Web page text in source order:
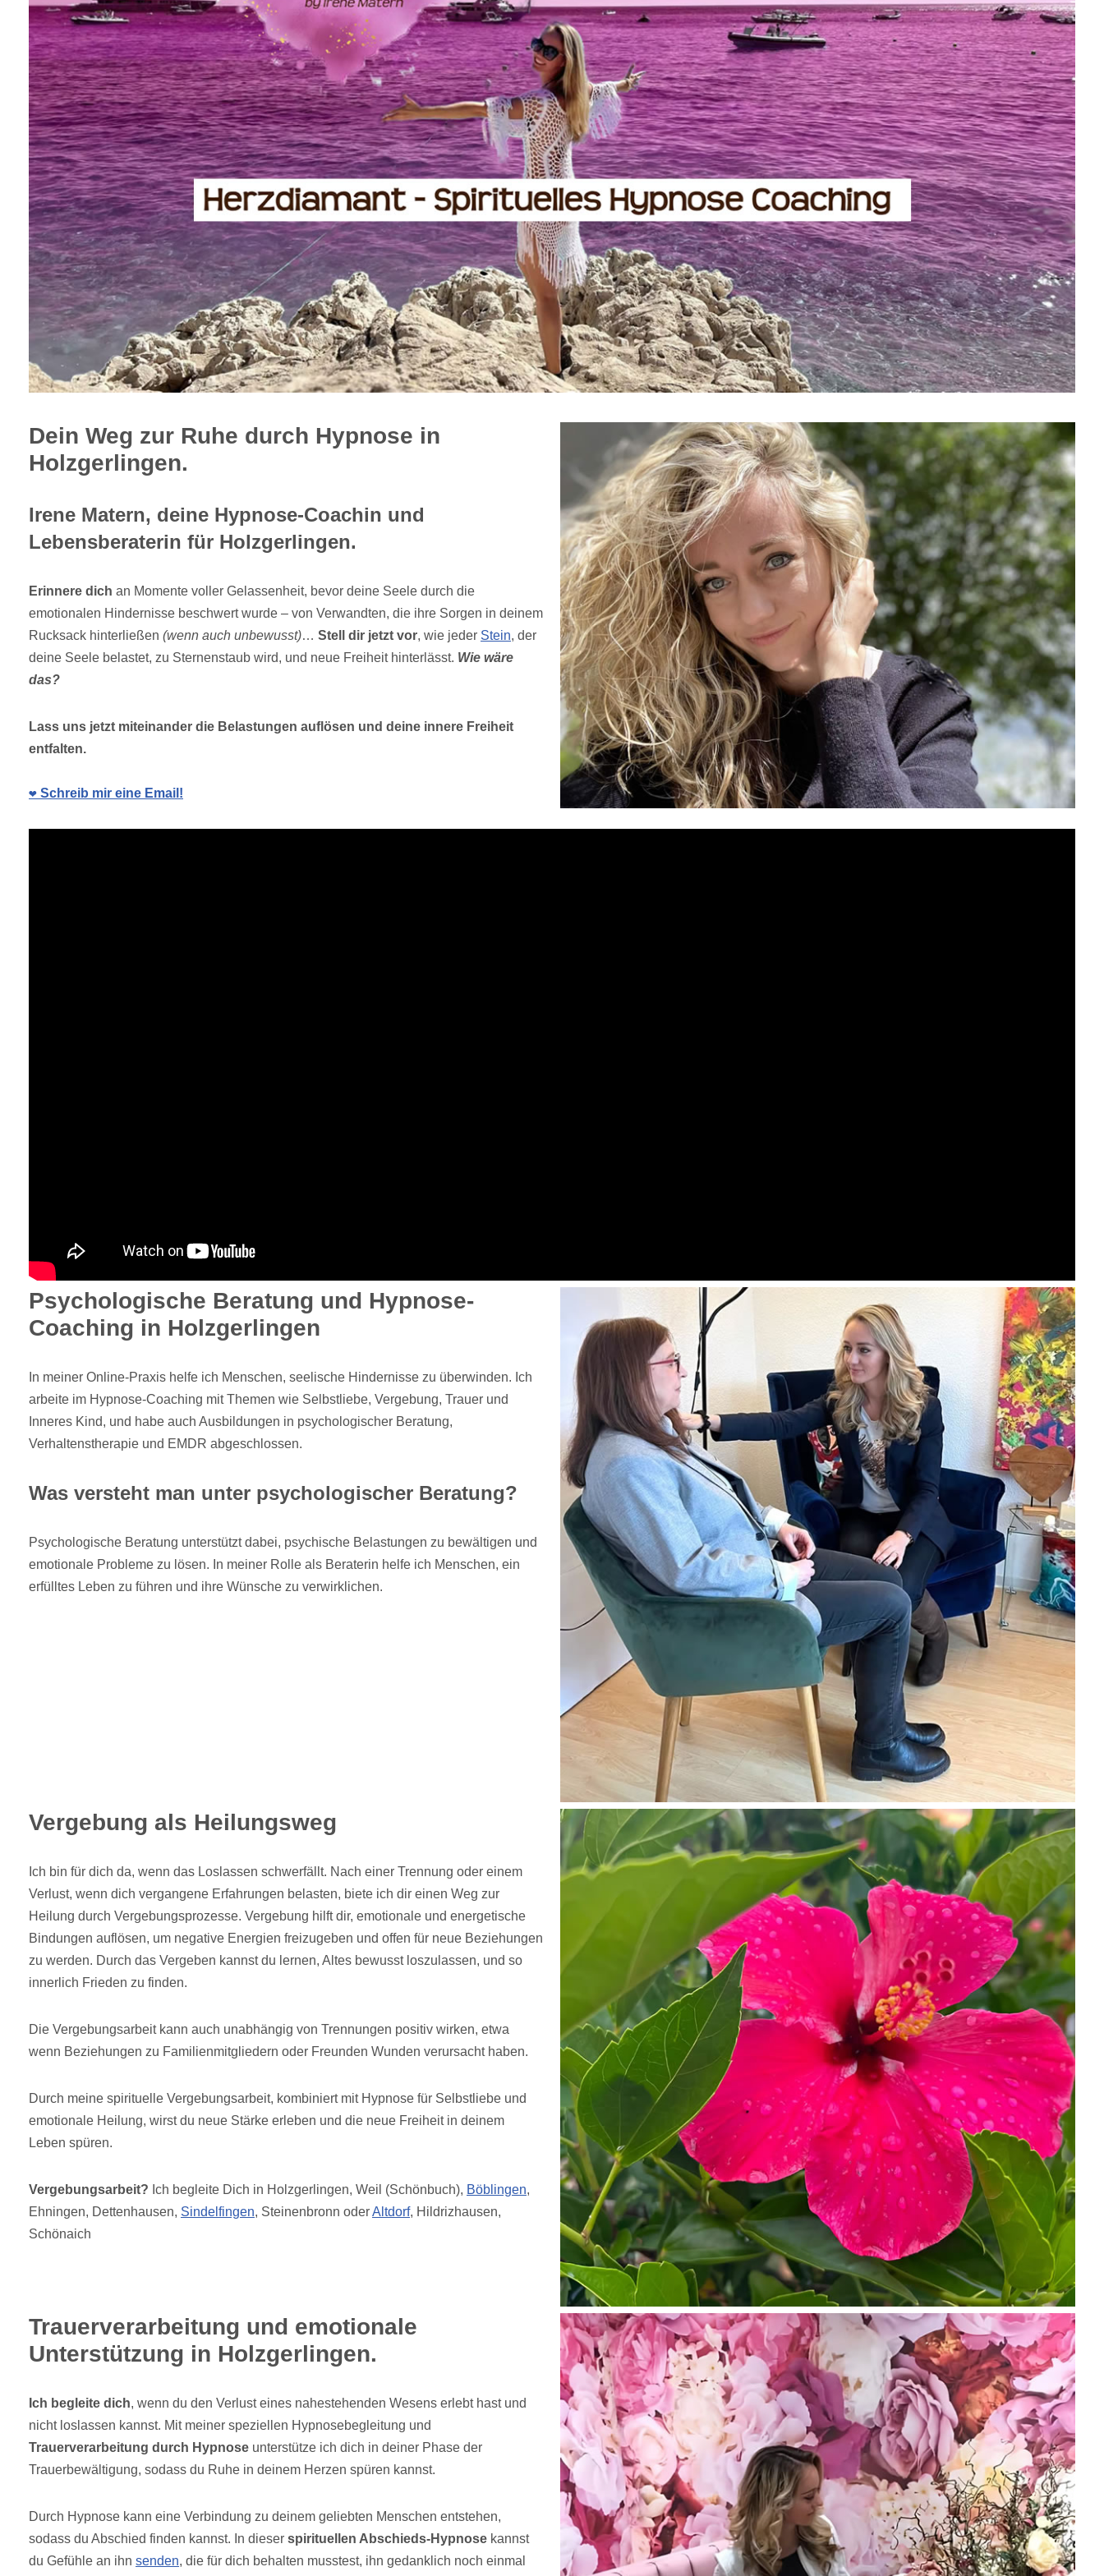
Dein Weg zur Ruhe durch Hypnose in
Holzgerlingen.
Irene Matern, deine Hypnose-Coachin und
Lebensberaterin für Holzgerlingen.
Erinnere dich an Momente voller Gelassenheit, bevor deine Seele durch die
emotionalen Hindernisse beschwert wurde – von Verwandten, die ihre Sorgen in deinem
Rucksack hinterließen (wenn auch unbewusst)… Stell dir jetzt vor, wie jeder Stein, der
deine Seele belastet, zu Sternenstaub wird, und neue Freiheit hinterlässt. Wie wäre
das?
Lass uns jetzt miteinander die Belastungen auflösen und deine innere Freiheit
entfalten.
❤️ Schreib mir eine Email!
Psychologische Beratung und Hypnose-
Coaching in Holzgerlingen
In meiner Online-Praxis helfe ich Menschen, seelische Hindernisse zu überwinden. Ich
arbeite im Hypnose-Coaching mit Themen wie Selbstliebe, Vergebung, Trauer und
Inneres Kind, und habe auch Ausbildungen in psychologischer Beratung,
Verhaltenstherapie und EMDR abgeschlossen.
Was versteht man unter psychologischer Beratung?
Psychologische Beratung unterstützt dabei, psychische Belastungen zu bewältigen und
emotionale Probleme zu lösen. In meiner Rolle als Beraterin helfe ich Menschen, ein
erfülltes Leben zu führen und ihre Wünsche zu verwirklichen.
Vergebung als Heilungsweg
Ich bin für dich da, wenn das Loslassen schwerfällt. Nach einer Trennung oder einem
Verlust, wenn dich vergangene Erfahrungen belasten, biete ich dir einen Weg zur
Heilung durch Vergebungsprozesse. Vergebung hilft dir, emotionale und energetische
Bindungen auflösen, um negative Energien freizugeben und offen für neue Beziehungen
zu werden. Durch das Vergeben kannst du lernen, Altes bewusst loszulassen, und so
innerlich Frieden zu finden.
Die Vergebungsarbeit kann auch unabhängig von Trennungen positiv wirken, etwa
wenn Beziehungen zu Familienmitgliedern oder Freunden Wunden verursacht haben.
Durch meine spirituelle Vergebungsarbeit, kombiniert mit Hypnose für Selbstliebe und
emotionale Heilung, wirst du neue Stärke erleben und die neue Freiheit in deinem
Leben spüren.
Vergebungsarbeit? Ich begleite Dich in Holzgerlingen, Weil (Schönbuch), Böblingen,
Ehningen, Dettenhausen, Sindelfingen, Steinenbronn oderAltdorf, Hildrizhausen,
Schönaich
Trauerverarbeitung und emotionale
Unterstützung in Holzgerlingen.
Ich begleite dich, wenn du den Verlust eines nahestehenden Wesens erlebt hast und
nicht loslassen kannst. Mit meiner speziellen Hypnosebegleitung und
Trauerverarbeitung durch Hypnose unterstütze ich dich in deiner Phase der
Trauerbewältigung, sodass du Ruhe in deinem Herzen spüren kannst.
Durch Hypnose kann eine Verbindung zu deinem geliebten Menschen entstehen,
sodass du Abschied finden kannst. In dieser spirituellen Abschieds-Hypnose kannst
du Gefühle an ihn senden, die für dich behalten musstest, ihn gedanklich noch einmal